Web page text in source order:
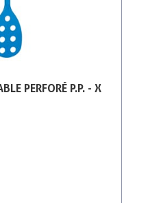
PERFORÉ P.P. - X